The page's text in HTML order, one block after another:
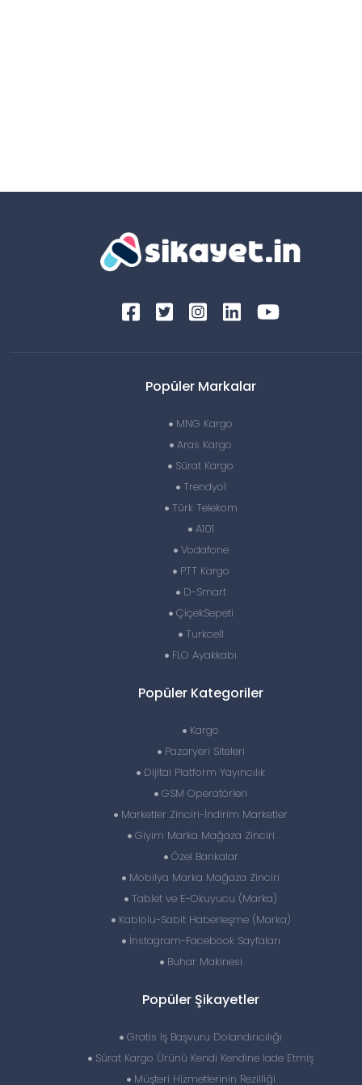
Popüler Markalar
MNG Kargo
Aras Kargo
Sürat Kargo
Trendyol
Türk Telekom
A101
Vodafone
PTT Kargo
D-Smart
ÇiçekSepeti
Turkcell
FLO Ayakkabı
Popüler Kategoriler
Kargo
Pazaryeri Siteleri
Dijital Platform Yayıncılık
GSM Operatörleri
Marketler Zinciri-İndirim Marketler
Giyim Marka Mağaza Zinciri
Özel Bankalar
Mobilya Marka Mağaza Zinciri
Tablet ve E-Okuyucu (Marka)
Kablolu-Sabit Haberleşme (Marka)
İnstagram-Facebook Sayfaları
Buhar Makinesi
Popüler Şikayetler
Gratis Iş Başvuru Dolandırıcılığı
Sürat Kargo Ürünü Kendi Kendine Iade Etmiş
Müşteri Hizmetlerinin Rezilliği